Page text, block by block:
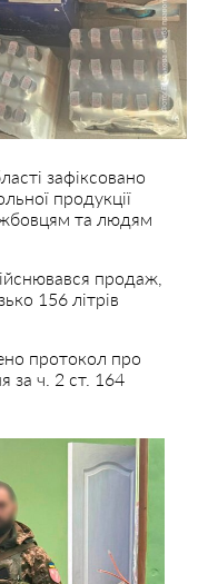
зафіксовано
продукції
та людям
продаж,
156 літрів
протокол про
за ч. 2 ст. 164